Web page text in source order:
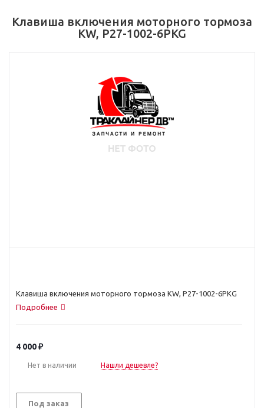
Клавиша включения моторного тормоза
KW, P27-1002-6PKG
Клавиша включения моторного тормоза KW, P27-1002-6PKG
Подробнее
4 000₽
Нет в наличии Нашли дешевле?
Под заказ